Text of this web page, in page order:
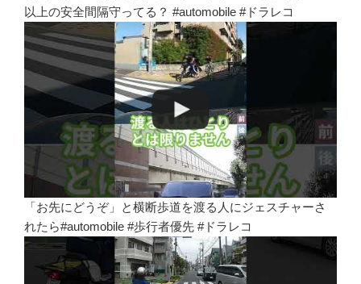
以上の安全間隔守ってる？ #automobile #ドラレコ
「お先にどうぞ」と横断歩道を渡る人にジェスチャーさ
れたら#automobile #歩行者優先 #ドラレコ